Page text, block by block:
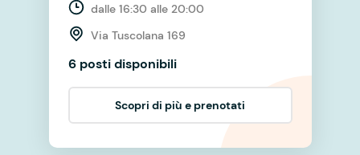
dalle 16:30 alle 20:00
Via Tuscolana 169
6 posti disponibili
Scopri di più e prenotati